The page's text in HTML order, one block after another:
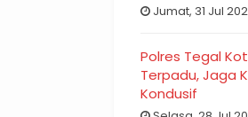
Jumat, 31 Jul
Polres Tegal
Terpadu, Jaga
Kondusif